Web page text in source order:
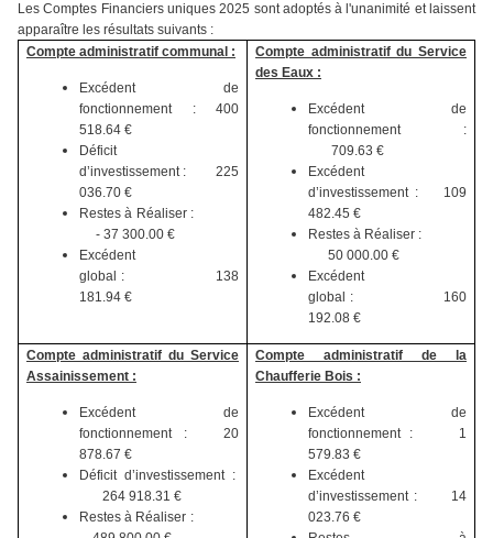
Les Comptes Financiers uniques 2025 sont adoptés à l'unanimité et laissent
apparaître les résultats suivants :
Compte administratif communal :
Excédent de
fonctionnement : 400
518.64 €
Déficit
d’investissement : 225
036.70 €
Restes à Réaliser :
- 37 300.00 €
Excédent
global : 138
181.94 €
Compte administratif du Service
des Eaux :
Excédent de
fonctionnement :
709.63 €
Excédent
d’investissement : 109
482.45 €
Restes à Réaliser :
50 000.00 €
Excédent
global : 160
192.08 €
Compte administratif du Service
Assainissement :
Excédent de
fonctionnement : 20
878.67 €
Déficit d’investissement :
264 918.31 €
Restes à Réaliser :
Compte administratif de la
Chaufferie Bois :
Excédent de
fonctionnement : 1
579.83 €
Excédent
d’investissement : 14
023.76 €